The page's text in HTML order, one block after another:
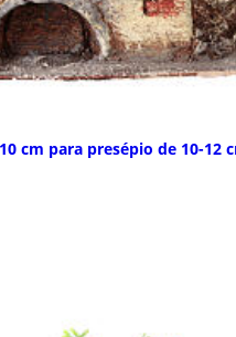
cm para presépio de 10-12